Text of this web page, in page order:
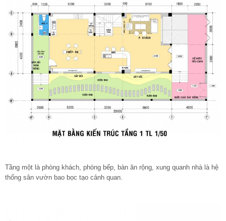
Tầng một là phòng khách, phòng bếp, bàn ăn rộng, xung quanh nhà là hệ
thống sân vườn bao bọc tạo cảnh quan.